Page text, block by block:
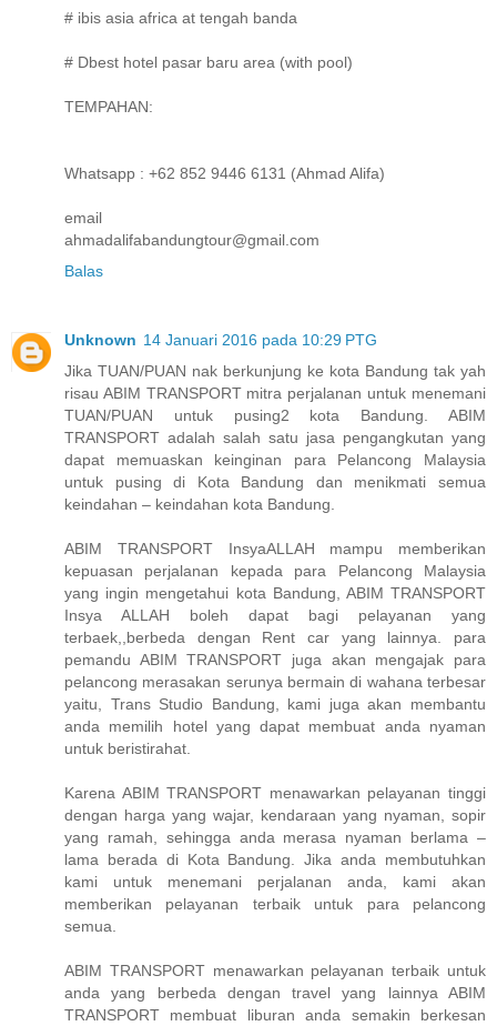
# ibis asia africa at tengah banda
# Dbest hotel pasar baru area (with pool)
TEMPAHAN:
Whatsapp : +62 852 9446 6131 (Ahmad Alifa)
email
ahmadalifabandungtour@gmail.com
Balas
Unknown 14 Januari 2016 pada 10:29 PTG
Jika TUAN/PUAN nak berkunjung ke kota Bandung tak yah
risau ABIM TRANSPORT mitra perjalanan untuk menemani
TUAN/PUAN untuk pusing2 kota Bandung. ABIM
TRANSPORT adalah salah satu jasa pengangkutan yang
dapat memuaskan keinginan para Pelancong Malaysia
untuk pusing di Kota Bandung dan menikmati semua
keindahan – keindahan kota Bandung.
ABIM TRANSPORT InsyaALLAH mampu memberikan
kepuasan perjalanan kepada para Pelancong Malaysia
yang ingin mengetahui kota Bandung, ABIM TRANSPORT
Insya ALLAH boleh dapat bagi pelayanan yang
terbaek,,berbeda dengan Rent car yang lainnya. para
pemandu ABIM TRANSPORT juga akan mengajak para
pelancong merasakan serunya bermain di wahana terbesar
yaitu, Trans Studio Bandung, kami juga akan membantu
anda memilih hotel yang dapat membuat anda nyaman
untuk beristirahat.
Karena ABIM TRANSPORT menawarkan pelayanan tinggi
dengan harga yang wajar, kendaraan yang nyaman, sopir
yang ramah, sehingga anda merasa nyaman berlama –
lama berada di Kota Bandung. Jika anda membutuhkan
kami untuk menemani perjalanan anda, kami akan
memberikan pelayanan terbaik untuk para pelancong
semua.
ABIM TRANSPORT menawarkan pelayanan terbaik untuk
anda yang berbeda dengan travel yang lainnya ABIM
TRANSPORT membuat liburan anda semakin berkesan